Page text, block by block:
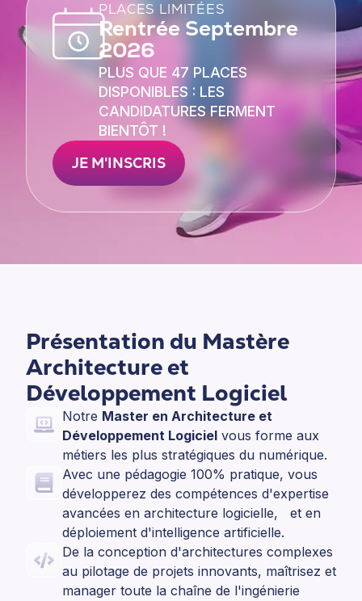
PLACES LIMITÉES
Rentrée Septembre
2026
PLUS QUE 47 PLACES
DISPONIBLES : LES
CANDIDATURES FERMENT
BIENTÔT !
JE M'INSCRIS
Présentation du Mastère
Architecture et
Développement Logiciel
Notre Master en Architecture et
Développement Logiciel vous forme aux
métiers les plus stratégiques du numérique.
Avec une pédagogie 100% pratique, vous
développerez des compétences d'expertise
avancées en architecture logicielle, et en
déploiement d'intelligence artificielle.
De la conception d'architectures complexes
au pilotage de projets innovants, maîtrisez et
manager toute la chaîne de l'ingénierie